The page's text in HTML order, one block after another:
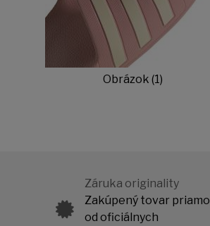
Obrázok (1)
Záruka originality
Zakúpený tovar priamo
od oficiálnych